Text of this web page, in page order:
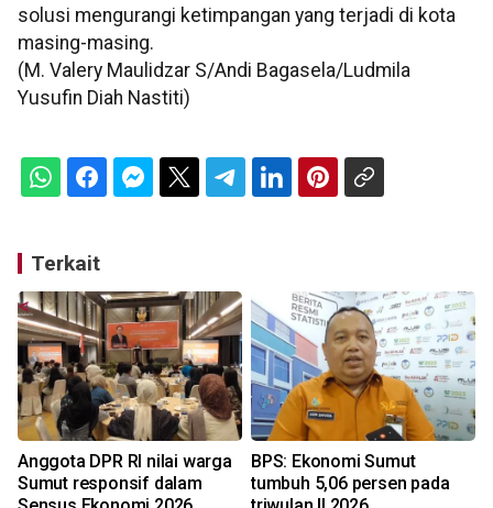
solusi mengurangi ketimpangan yang terjadi di kota
masing-masing.
(M. Valery Maulidzar S/Andi Bagasela/Ludmila
Yusufin Diah Nastiti)
Terkait
Anggota DPR RI nilai warga
Sumut responsif dalam
BPS: Ekonomi Sumut
tumbuh 5,06 persen pada